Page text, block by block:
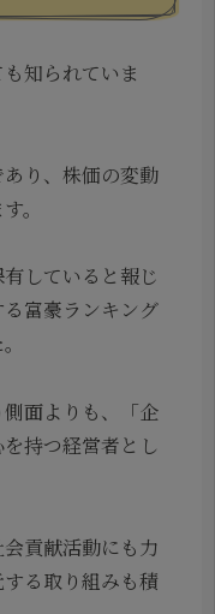
知られていま
り、株価の変動
。
していると報じ
富豪ランキング
面よりも、「企
持つ経営者とし
貢献活動にも力
る取り組みも積